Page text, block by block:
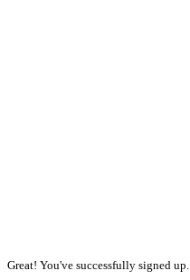
Great! You've successfully signed up.